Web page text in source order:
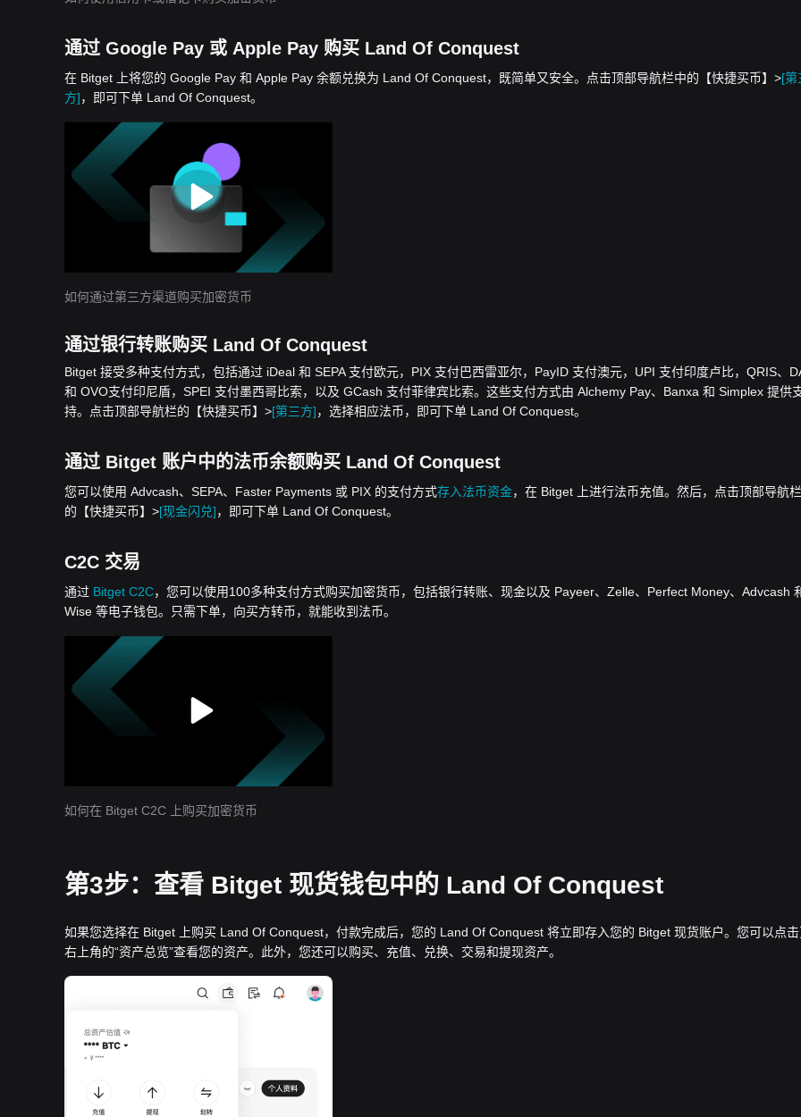
通过 Google Pay 或 Apple Pay 购买 Land Of Conquest
在 Bitget 上将您的 Google Pay 和 Apple Pay 余额兑换为 Land Of Conquest，既简单又安全。点击顶部导航栏中的【快捷买币】>[第
方]，即可下单 Land Of Conquest。
如何通过第三方渠道购买加密货币
通过银行转账购买 Land Of Conquest
Bitget 接受多种支付方式，包括通过 iDeal 和 SEPA 支付欧元，PIX 支付巴西雷亚尔，PayID 支付澳元，UPI 支付印度卢比，QRIS、
和 OVO支付印尼盾，SPEI 支付墨西哥比索，以及 GCash 支付菲律宾比索。这些支付方式由 Alchemy Pay、Banxa 和 Simplex 提供
持。点击顶部导航栏的【快捷买币】>[第三方]，选择相应法币，即可下单 Land Of Conquest。
通过 Bitget 账户中的法币余额购买 Land Of Conquest
您可以使用 Advcash、SEPA、Faster Payments 或 PIX 的支付方式存入法币资金，在 Bitget 上进行法币充值。然后，点击顶部导航
的【快捷买币】>[现金闪兑]，即可下单 Land Of Conquest。
C2C 交易
通过 Bitget C2C，您可以使用100多种支付方式购买加密货币，包括银行转账、现金以及 Payeer、Zelle、Perfect Money、Advcash
Wise 等电子钱包。只需下单，向买方转币，就能收到法币。
如何在 Bitget C2C 上购买加密货币
第3步：查看 Bitget 现货钱包中的 Land Of Conquest
如果您选择在 Bitget 上购买 Land Of Conquest，付款完成后，您的 Land Of Conquest 将立即存入您的 Bitget 现货账户。您可以点
右上角的“资产总览”查看您的资产。此外，您还可以购买、充值、兑换、交易和提现资产。